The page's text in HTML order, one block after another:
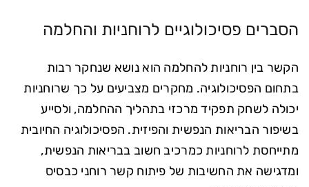
הסברים פסיכולוגיים לרוחניות והחלמה
הקשר בין רוחניות להחלמה הוא נושא שנחקר רבות
בתחום הפסיכולוגיה. מחקרים מצביעים על כך שרוחניות
יכולה לשחק תפקיד מרכזי בתהליך ההחלמה, ולסייע
בשיפור הבריאות הנפשית והפיזית. הפסיכולוגיה החיובית
מתייחסת לרוחניות כמרכיב חשוב בבריאות הנפשית,
ומדגישה את החשיבות של פיתוח קשר רוחני כבסיס